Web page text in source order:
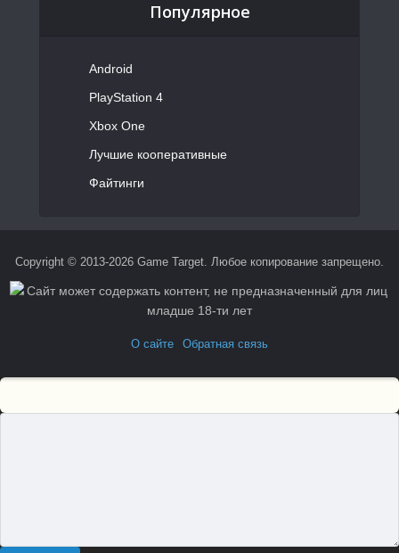
Популярное
Android
PlayStation 4
Xbox One
Лучшие кооперативные
Файтинги
Copyright © 2013-2026 Game Target. Любое копирование запрещено.
О сайте Обратная связь